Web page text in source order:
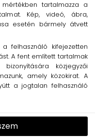
tartalmazza a
Kép, videó, ábra,
esetén bármely átvett
felhasználó kifejezetten
A fent említett tartalmak
közjegyzői
amely közokirat. A
a jogtalan felhasználó